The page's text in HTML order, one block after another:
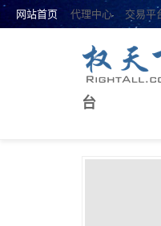
网站首页 代理中心 交易平
台